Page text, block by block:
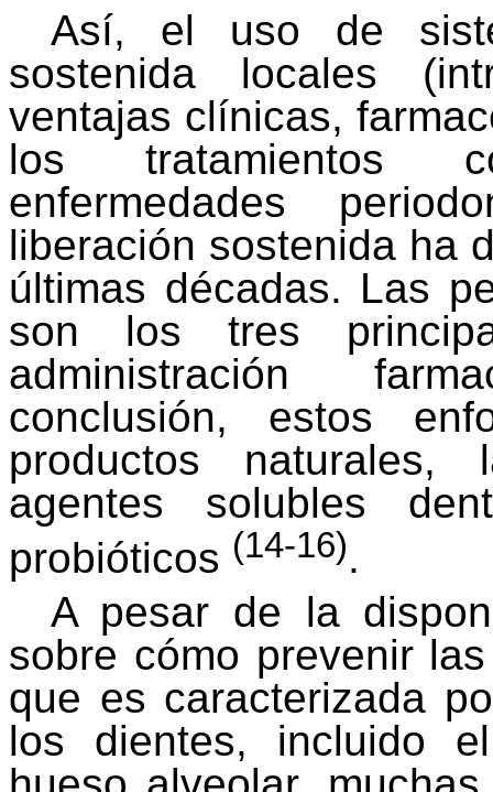
Así, el uso de
sostenida locales (
ventajas clínicas,
los tratamientos
enfermedades
liberación sostenida ha
últimas décadas. Las
son los tres
administración
conclusión, estos
productos
agentes solubles
probióticos (14-16).
A pesar de la
sobre cómo prevenir
que es caracterizada
los dientes, incluido